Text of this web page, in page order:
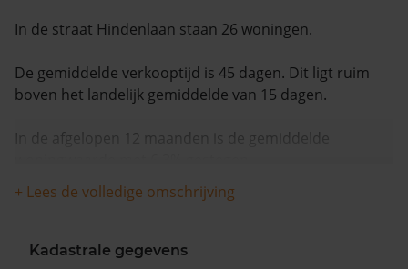
In de straat Hindenlaan staan 26 woningen.
De gemiddelde verkooptijd is 45 dagen. Dit ligt ruim
boven het landelijk gemiddelde van 15 dagen.
In de afgelopen 12 maanden is de gemiddelde
+ Lees de volledige omschrijving
Kadastrale gegevens